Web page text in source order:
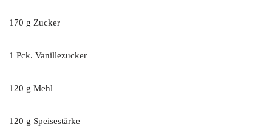
170 g Zucker
1 Pck. Vanillezucker
120 g Mehl
120 g Speisestärke